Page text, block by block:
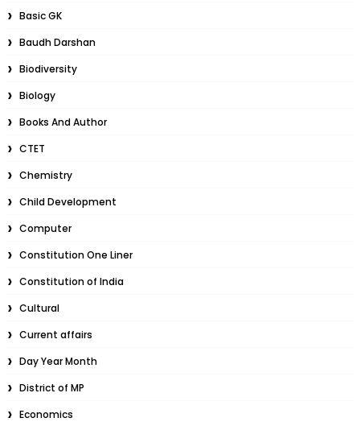
Basic GK
Baudh Darshan
Biodiversity
Biology
Books And Author
CTET
Chemistry
Child Development
Computer
Constitution One Liner
Constitution of India
Cultural
Current affairs
Day Year Month
District of MP
Economics